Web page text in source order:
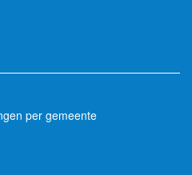
per gemeente